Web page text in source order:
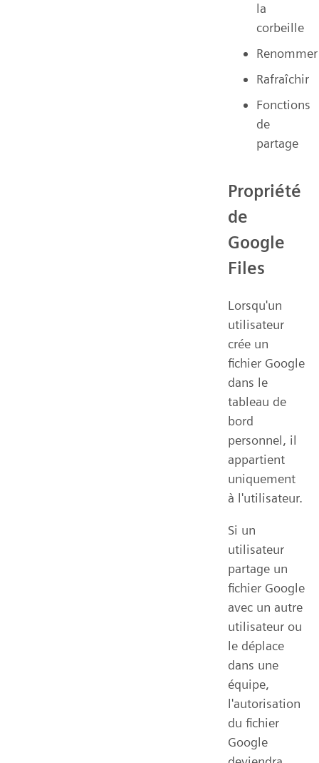
la
corbeille
Renommer
Rafraîchir
Fonctions
de
partage
Propriété
de
Google
Files
Lorsqu'un
utilisateur
crée un
fichier Google
dans le
tableau de
bord
personnel, il
appartient
uniquement
à l'utilisateur.
Si un
utilisateur
partage un
fichier Google
avec un autre
utilisateur ou
le déplace
dans une
équipe,
l'autorisation
du fichier
Google